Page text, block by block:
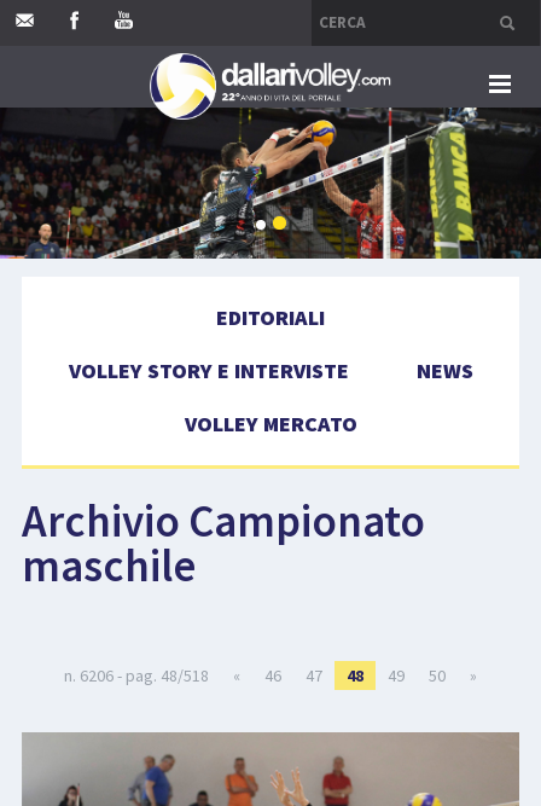
HOME
EDITORIALI
VOLLEY MERCATO
COMPETIZIONI
EVENTI
EDITORIALI
VOLLEY STORY E INTERVISTE
NEWS
VOLLEY MERCATO
Archivio Campionato
maschile
n. 6206 - pag. 48/518 « 46 47 48 49 50 »